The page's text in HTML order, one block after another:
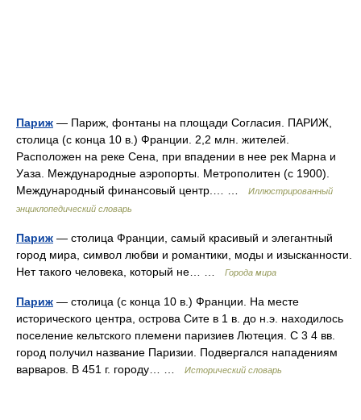
Париж — Париж, фонтаны на площади Согласия. ПАРИЖ,
столица (с конца 10 в.) Франции. 2,2 млн. жителей.
Расположен на реке Сена, при впадении в нее рек Марна и
Уаза. Международные аэропорты. Метрополитен (с 1900).
Международный финансовый центр.… …
Иллюстрированный
энциклопедический словарь
Париж — столица Франции, самый красивый и элегантный
город мира, символ любви и романтики, моды и изысканности.
Нет такого человека, который не… …
Города мира
Париж — столица (с конца 10 в.) Франции. На месте
исторического центра, острова Сите в 1 в. до н.э. находилось
поселение кельтского племени паризиев Лютеция. С 3 4 вв.
город получил название Паризии. Подвергался нападениям
варваров. В 451 г. городу… …
Исторический словарь